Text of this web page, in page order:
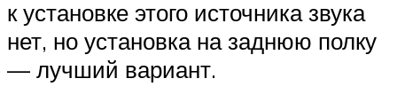
к установке этого источника звука
нет, но установка на заднюю полку
— лучший вариант.